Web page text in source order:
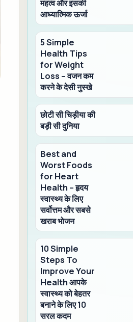
महत्व और इसकी
आध्यात्मिक ऊर्जा
5 Simple
Health Tips
for Weight
Loss – वजन कम
करने के देसी नुस्खे
छोटी सी चिड़ीया की
बड़ी सी दुनिया
Best and
Worst Foods
for Heart
Health – हृदय
स्वास्थ्य के लिए
सर्वोत्तम और सबसे
खराब भोजन
10 Simple
Steps To
Improve Your
Health आपके
स्वास्थ्य को बेहतर
बनाने के लिए 10
सरल कदम